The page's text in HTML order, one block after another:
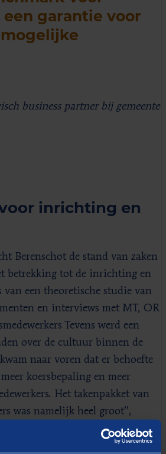
garantie voor
business partner bij gemeente
inrichting en
Berenschot de stand van zaken
betrekking tot de inrichting en
een theoretische studie van
en interviews met MT, OR
Tevens werd een
over de cultuur binnen de
naar voren dat er behoefte
koersbepaling en meer
Het takenpakket van
was namelijk heel groot”,
is Berenschot het
domeinmanagers om te